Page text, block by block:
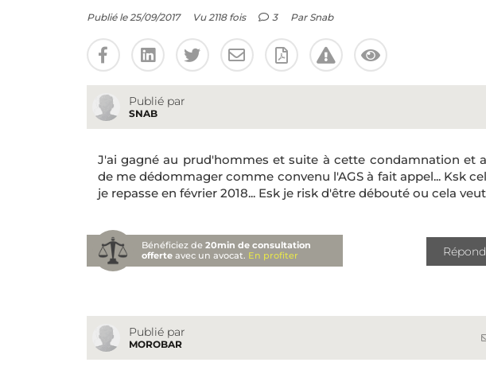
Publié le 25/09/2017 Vu 2118 fois 3 Par Snab
Publié par
SNAB
J'ai gagné au prud'hommes et suite à cette condamnation et
de me dédommager comme convenu l'AGS à fait appel... Ksk
je repasse en février 2018... Esk je risk d'être débouté ou cela
Bénéficiez de20min de consultation
offerte avec un avocat. En profiter
Publié par
MOROBAR